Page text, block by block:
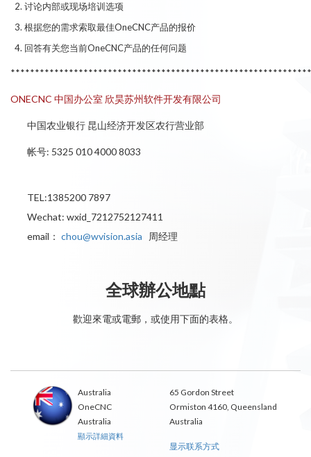
讨论内部或现场培训选项
根据您的需求索取最佳OneCNC产品的报价
回答有关您当前OneCNC产品的任何问题
ONECNC 中国办公室 欣昊苏州软件开发有限公司
中国农业银行 昆山经济开发区农行营业部
帐号: 5325 010 4000 8033
TEL:1385200 7897
Wechat: wxid_7212752127411
email： chou@wvision.asia 周经理
全球辦公地點
歡迎來電或電郵，或使用下面的表格。
Australia
OneCNC
Australia
顯示詳細資料
65 Gordon Street
Ormiston 4160, Queensland
Australia
显示联系方式